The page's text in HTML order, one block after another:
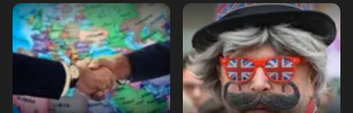
Kumpel zu spät zu...